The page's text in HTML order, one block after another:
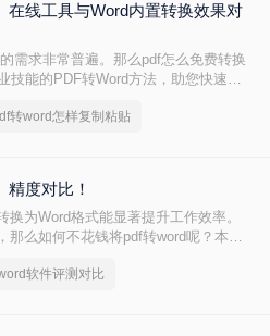
在线工具与Word内置转换效果对
需求非常普遍。那么pdf怎么免费转换
技能的PDF转Word方法，助您快速解
转word怎样复制粘贴
度对比！
为Word格式能显著提升工作效率。
么如何不花钱将pdf转word呢？本文
别格式错乱与隐私担忧！
软件评测对比